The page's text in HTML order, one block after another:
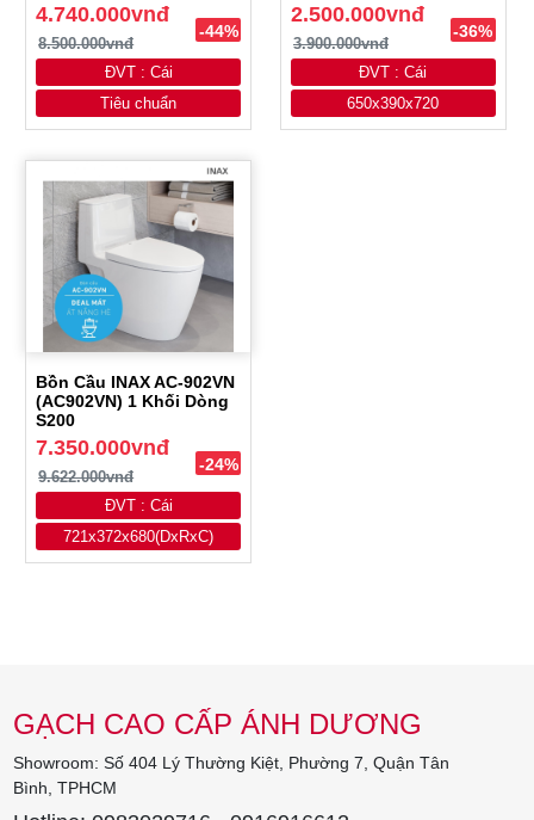
4.740.000vnđ
8.500.000vnđ
-44%
ĐVT : Cái
Tiêu chuẩn
2.500.000vnđ
3.900.000vnđ
-36%
ĐVT : Cái
650x390x720
Bồn Cầu INAX AC-902VN
(AC902VN) 1 Khối Dòng
S200
7.350.000vnđ
9.622.000vnđ
-24%
ĐVT : Cái
721x372x680(DxRxC)
GẠCH CAO CẤP ÁNH DƯƠNG
Showroom: Số 404 Lý Thường Kiệt, Phường 7, Quận Tân
Bình, TPHCM